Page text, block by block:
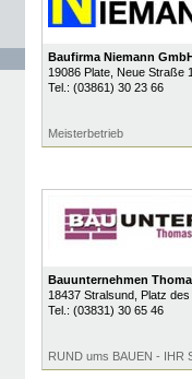
Baufirma Niemann
19086 Plate, Neue Straße
Tel.: (03861) 30 23 66
Meisterbetrieb
Bauunternehmen
18437 Stralsund, Platz
Tel.: (03831) 30 65 46
RUND ums BAUEN - IHR